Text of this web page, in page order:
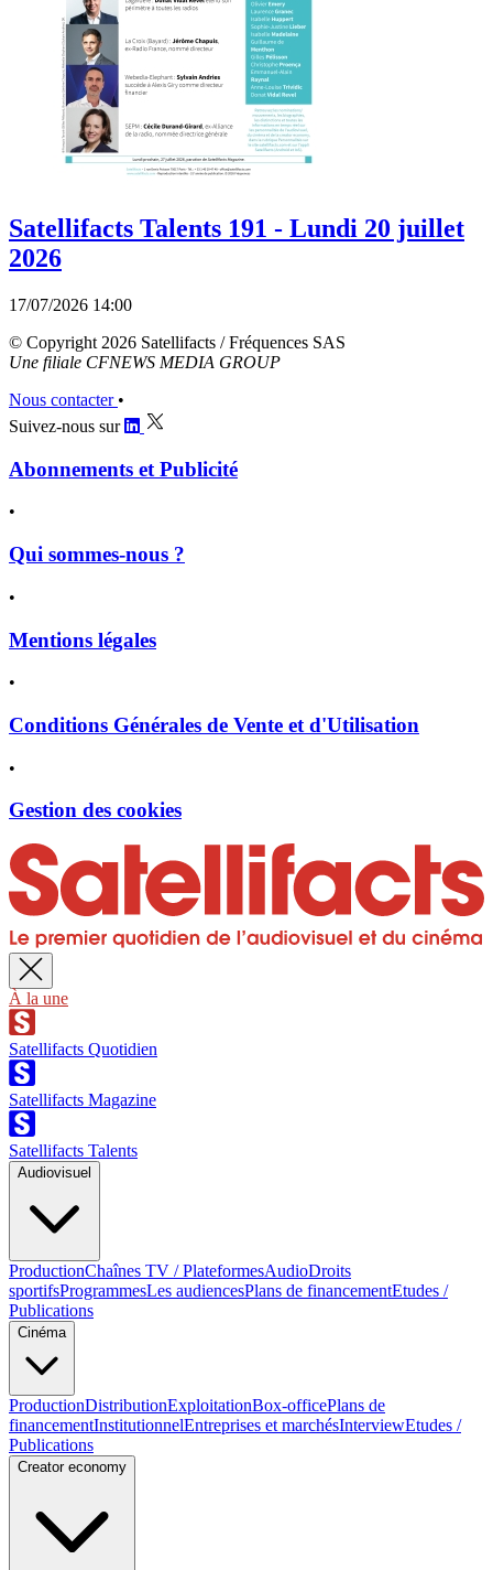
Satellifacts Talents 191 - Lundi 20 juillet
2026
17/07/2026 14:00
© Copyright 2026 Satellifacts / Fréquences SAS
Une filiale CFNEWS MEDIA GROUP
Nous contacter •
Suivez-nous sur
Abonnements et Publicité
•
Qui sommes-nous ?
•
Mentions légales
•
Conditions Générales de Vente et d'Utilisation
•
Gestion des cookies
À la une
Satellifacts Quotidien
Satellifacts Magazine
Satellifacts Talents
Audiovisuel
ProductionChaînes TV / PlateformesAudioDroits
sportifsProgrammesLes audiencesPlans de financementEtudes /
Publications
Cinéma
ProductionDistributionExploitationBox-officePlans de
financementInstitutionnelEntreprises et marchésInterviewEtudes /
Publications
Creator economy